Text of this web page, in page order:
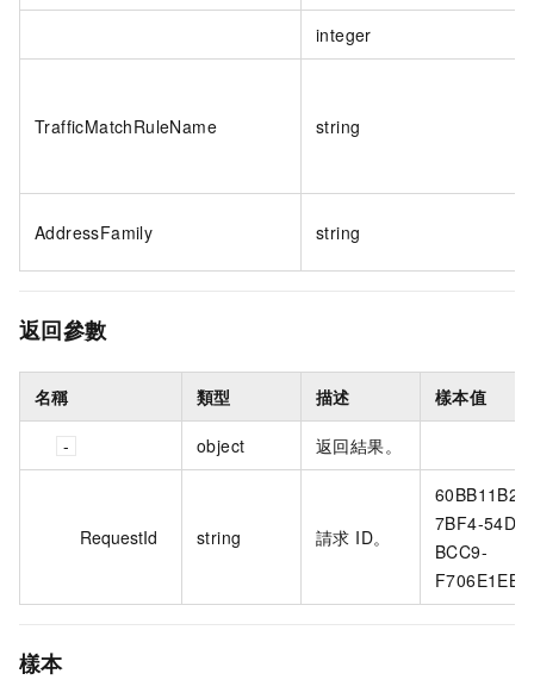
integer
TrafficMatchRuleName string
AddressFamily string
返回參數
名稱 類型 描述 樣本值
object 返回結果。
RequestId string 請求 ID。
60BB11B2-
7BF4-
BCC9-
樣本